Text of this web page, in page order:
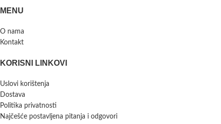
MENU
O nama
Kontakt
KORISNI LINKOVI
Uslovi korištenja
Dostava
Politika privatnosti
Najčešće postavljena pitanja i odgovori